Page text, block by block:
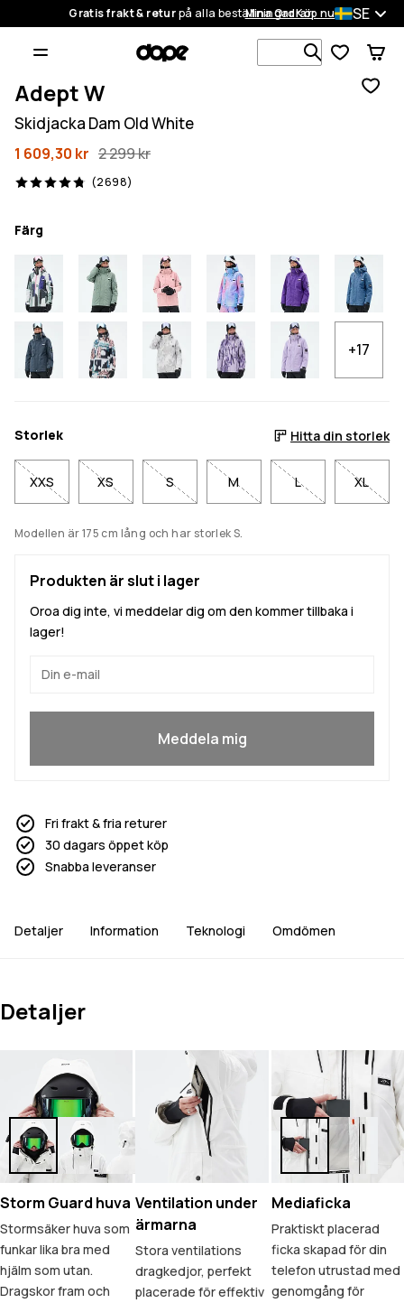
Gratis frakt & returpå alla beställningarKöp nu
Mina Ordrar SE
Sök bland
Adept W
Skidjacka Dam Old White
1 609,30 kr 2 299 kr
(2698)
2698 recensioner, 4.8/5
Färg
+17
Storlek Hitta din storlek
XXS XS S M L XL
Modellen är 175 cm lång och har storlek S.
Produkten är slut i lager
Oroa dig inte, vi meddelar dig om den kommer tillbaka i
lager!
Meddela mig
Fri frakt & fria returer
30 dagars öppet köp
Snabba leveranser
Detaljer Information Teknologi Omdömen
Detaljer
Storm Guard huva
Stormsäker huva som
funkar lika bra med
hjälm som utan.
Dragskor fram och
Ventilation under
ärmarna
Stora ventilations
dragkedjor, perfekt
placerade för effektiv
Mediaficka
Praktiskt placerad
ficka skapad för din
telefon utrustad med
genomgång för